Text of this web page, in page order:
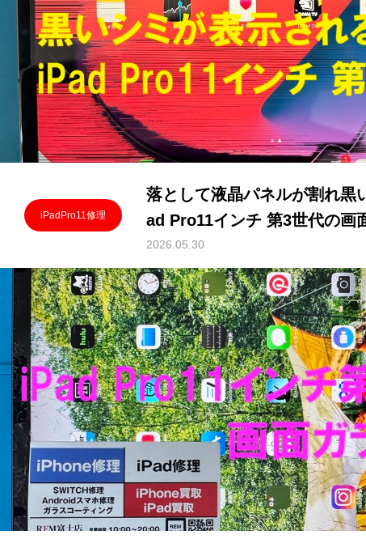
iPadPro11修理
落として液晶パネルが割れ黒
ad Pro11インチ 第3世代の画
2026.05.30